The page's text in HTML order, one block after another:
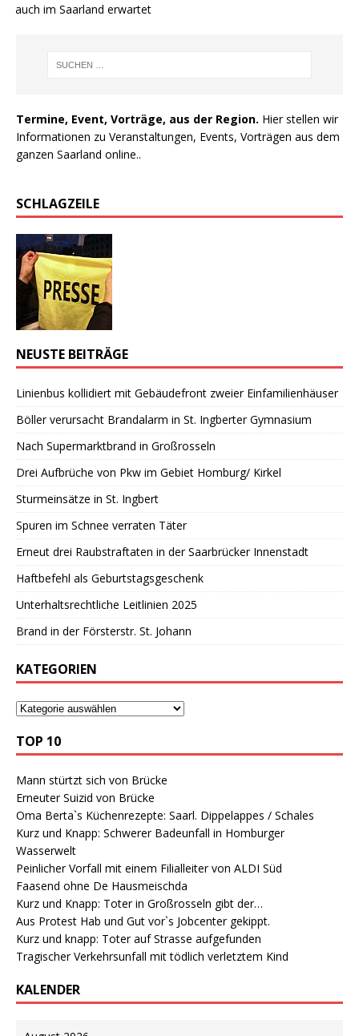
auch im Saarland erwartet
Termine, Event, Vorträge, aus der Region. Hier stellen wir
Informationen zu Veranstaltungen, Events, Vorträgen aus dem
ganzen Saarland online..
SCHLAGZEILE
NEUSTE BEITRÄGE
Linienbus kollidiert mit Gebäudefront zweier Einfamilienhäuser
Böller verursacht Brandalarm in St. Ingberter Gymnasium
Nach Supermarktbrand in Großrosseln
Drei Aufbrüche von Pkw im Gebiet Homburg/ Kirkel
Sturmeinsätze in St. Ingbert
Spuren im Schnee verraten Täter
Erneut drei Raubstraftaten in der Saarbrücker Innenstadt
Haftbefehl als Geburtstagsgeschenk
Unterhaltsrechtliche Leitlinien 2025
Brand in der Försterstr. St. Johann
KATEGORIEN
TOP 10
Mann stürtzt sich von Brücke
Erneuter Suizid von Brücke
Oma Berta`s Küchenrezepte: Saarl. Dippelappes / Schales
Kurz und Knapp: Schwerer Badeunfall in Homburger
Wasserwelt
Peinlicher Vorfall mit einem Filialleiter von ALDI Süd
Faasend ohne De Hausmeischda
Kurz und Knapp: Toter in Großrosseln gibt der…
Aus Protest Hab und Gut vor`s Jobcenter gekippt.
Kurz und knapp: Toter auf Strasse aufgefunden
Tragischer Verkehrsunfall mit tödlich verletztem Kind
KALENDER